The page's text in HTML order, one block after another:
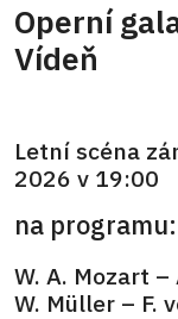
Operní
Vídeň
Letní scéna
2026 v 19:00
na programu:
W. A. Mozart
W. Müller – F.